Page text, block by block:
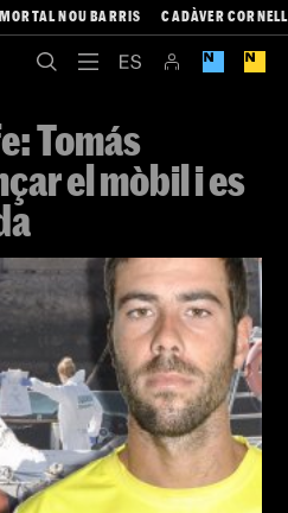
NOU BARRIS CADÀVER
Tomás
el mòbil i es